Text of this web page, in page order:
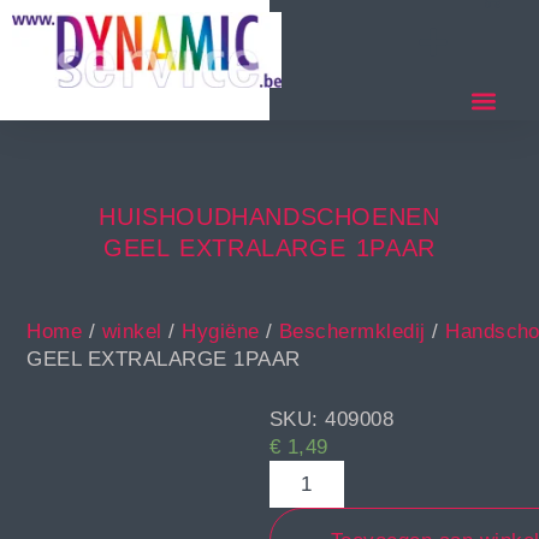
HUISHOUDHANDSCHOENEN
GEEL EXTRALARGE 1PAAR
Home / winkel / Hygiëne / Beschermkledij /
GEEL EXTRALARGE 1PAAR
SKU: 409008
€ 1,49